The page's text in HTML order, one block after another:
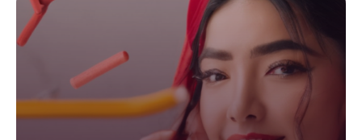
sur Instagram